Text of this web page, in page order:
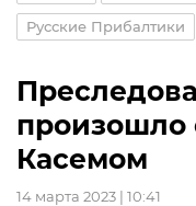
Русские Прибалтики
произошло
Касемом
14 марта 2023 | 10:41